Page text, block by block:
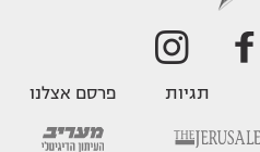
תגיות פרסם אצלנו